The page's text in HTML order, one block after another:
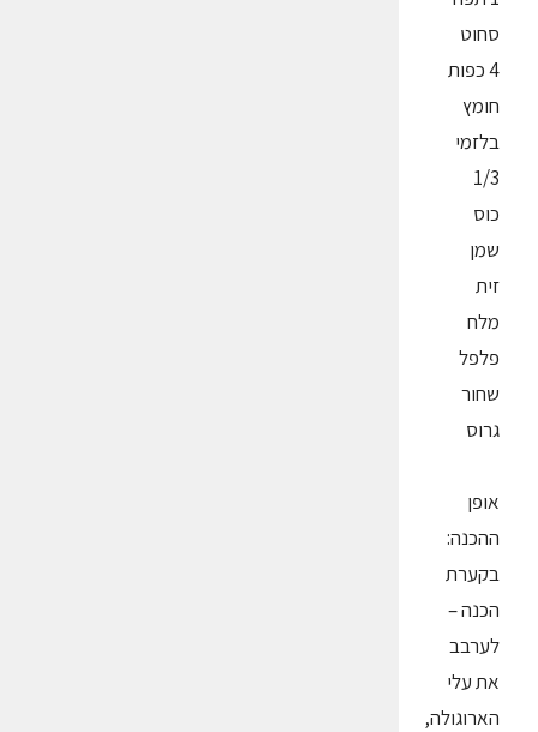
סחוט
4 כפות
חומץ
בלזמי
1/3
כוס
שמן
זית
מלח
פלפל
שחור
גרוס
אופן
ההכנה:
בקערת
הכנה –
לערבב
את עלי
הארוגולה,